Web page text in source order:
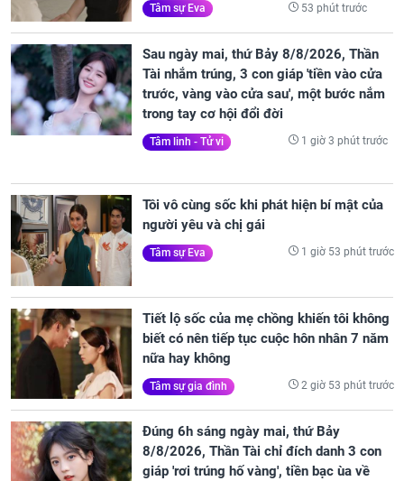
Tâm sự Eva 53 phút trước
Sau ngày mai, thứ Bảy 8/8/2026, Thần
Tài nhắm trúng, 3 con giáp 'tiền vào cửa
trước, vàng vào cửa sau', một bước nắm
trong tay cơ hội đổi đời
Tâm linh - Tử vi 1 giờ 3 phút trước
Tôi vô cùng sốc khi phát hiện bí mật của
người yêu và chị gái
Tâm sự Eva 1 giờ 53 phút trước
Tiết lộ sốc của mẹ chồng khiến tôi không
biết có nên tiếp tục cuộc hôn nhân 7 năm
nữa hay không
Tâm sự gia đình 2 giờ 53 phút trước
Đúng 6h sáng ngày mai, thứ Bảy
8/8/2026, Thần Tài chỉ đích danh 3 con
giáp 'rơi trúng hố vàng', tiền bạc ùa về